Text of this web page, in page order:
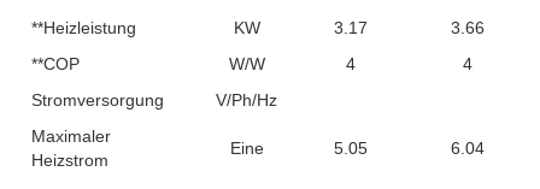
**Heizleistung
KW 3.17
3.66
**COP
W/W 4
4
Stromversorgung
V/Ph/Hz
Maximaler
Heizstrom
Eine 5.05 6.04